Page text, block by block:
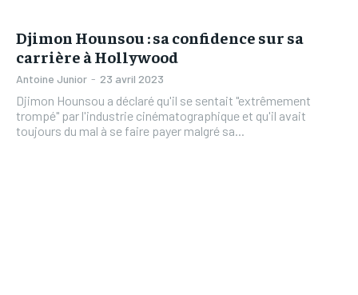
Djimon Hounsou : sa confidence sur sa
carrière à Hollywood
Antoine Junior - 23 avril 2023
Djimon Hounsou a déclaré qu'il se sentait "extrêmement
trompé" par l'industrie cinématographique et qu'il avait
toujours du mal à se faire payer malgré sa...